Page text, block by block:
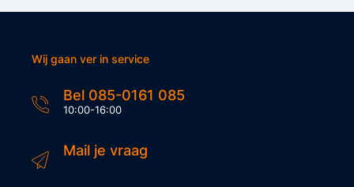
Wij gaan ver in service
Bel 085-0161 085
10:00-16:00
Mail je vraag